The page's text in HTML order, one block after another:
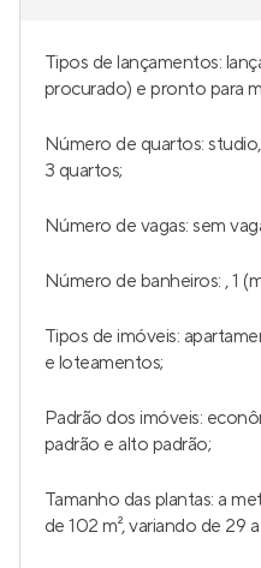
Tipos de lançamentos:
procurado) e pronto para
Número de quartos:
3 quartos;
Número de vagas: sem
Número de banheiros: , 1
Tipos de imóveis:
e loteamentos;
Padrão dos imóveis:
padrão e alto padrão;
Tamanho das plantas: a
de 102 m², variando de 29